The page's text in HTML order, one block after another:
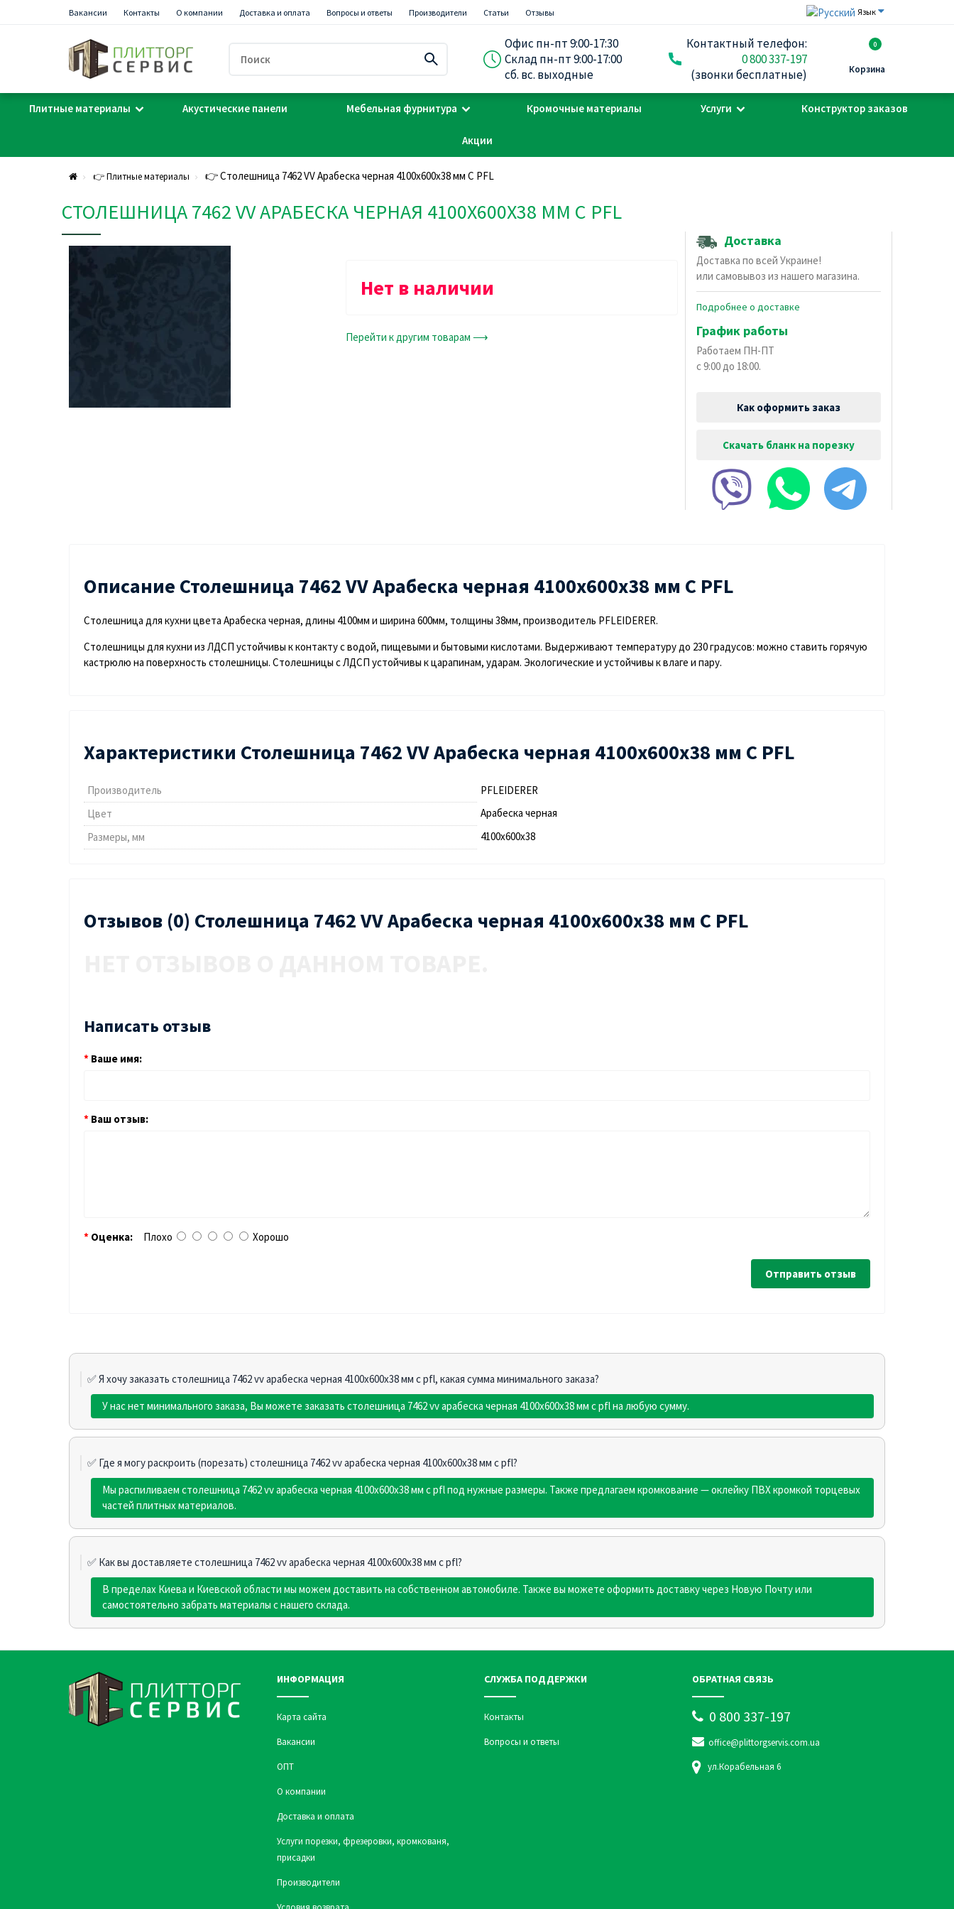
Вакансии Контакты О компании Доставка и оплата Вопросы и ответы Производители Статьи Отзывы Язык
Офис пн-пт 9:00-17:30
Склад пн-пт 9:00-17:00
сб. вс. выходные
Контактный телефон:
0 800 337-197
(звонки бесплатные)
0
Корзина
Плитные материалы Акустические панели Мебельная фурнитура Кромочные материалы Услуги Конструктор заказов
Акции
👉 Плитные материалы 👉 Столешница 7462 VV Арабеска черная 4100х600х38 мм С PFL
СТОЛЕШНИЦА 7462 VV АРАБЕСКА ЧЕРНАЯ 4100Х600Х38 ММ С PFL
Нет в наличии
Перейти к другим товарам ⟶
Доставка
Доставка по всей Украине!
или самовывоз из нашего магазина.
Подробнее о доставке
График работы
Работаем ПН-ПТ
с 9:00 до 18:00.
Как оформить заказ
Скачать бланк на порезку
Описание Столешница 7462 VV Арабеска черная 4100х600х38 мм С PFL
Столешница для кухни цвета Арабеска черная, длины 4100мм и ширина 600мм, толщины 38мм, производитель PFLEIDERER.
Столешницы для кухни из ЛДСП устойчивы к контакту с водой, пищевыми и бытовыми кислотами. Выдерживают температуру до 230 градусов: можно ставить горячую
кастрюлю на поверхность столешницы. Столешницы с ЛДСП устойчивы к царапинам, ударам. Экологические и устойчивы к влаге и пару.
Характеристики Столешница 7462 VV Арабеска черная 4100х600х38 мм С PFL
Производитель
PFLEIDERER
Цвет
Арабеска черная
Размеры, мм
4100х600х38
Отзывов (0) Столешница 7462 VV Арабеска черная 4100х600х38 мм С PFL
Написать отзыв
Ваше имя:
Ваш отзыв:
Оценка: Плохо Хорошо
Отправить отзыв
✅ Я хочу заказать столешница 7462 vv арабеска черная 4100х600х38 мм с pfl, какая сумма минимального заказа?
У нас нет минимального заказа, Вы можете заказать столешница 7462 vv арабеска черная 4100х600х38 мм с pfl на любую сумму.
✅ Где я могу раскроить (порезать) столешница 7462 vv арабеска черная 4100х600х38 мм с pfl?
Мы распиливаем столешница 7462 vv арабеска черная 4100х600х38 мм с pfl под нужные размеры. Также предлагаем кромкование — оклейку ПВХ кромкой торцевых
частей плитных материалов.
✅ Как вы доставляете столешница 7462 vv арабеска черная 4100х600х38 мм с pfl?
В пределах Киева и Киевской области мы можем доставить на собственном автомобиле. Также вы можете оформить доставку через Новую Почту или
самостоятельно забрать материалы с нашего склада.
ИНФОРМАЦИЯ
Карта сайта
Вакансии
ОПТ
О компании
Доставка и оплата
Услуги порезки, фрезеровки, кромкованя,
присадки
Производители
СЛУЖБА ПОДДЕРЖКИ
Контакты
Вопросы и ответы
ОБРАТНАЯ СВЯЗЬ
0 800 337-197
office@plittorgservis.com.ua
ул.Корабельная 6